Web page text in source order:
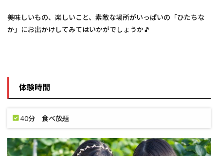
美味しいもの、楽しいこと、素敵な場所がいっぱいの「ひたちな
か」にお出かけしてみてはいかがでしょうか🎵
体験時間
40分 食べ放題